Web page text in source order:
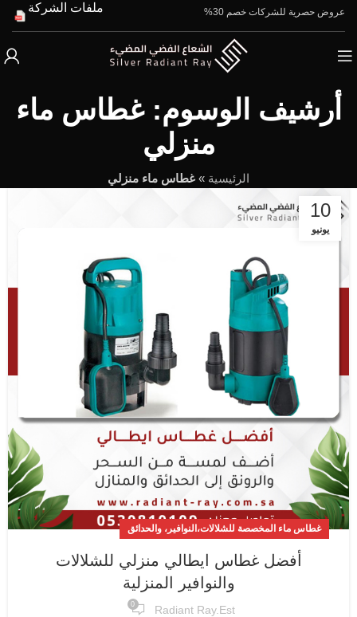
عروض حصرية للشركات خصم 30% ملفات الشركة
أرشيف الوسوم: غطاس ماء
منزلي
الرئيسية » غطاس ماء منزلي
10
يونيو
غطاس ماء المخصصة للشلالات،النوافير، والحدائق
أفضل غطاس ايطالي منزلي للشلالات
والنوافير المنزلية
Radiant Ray.est
0